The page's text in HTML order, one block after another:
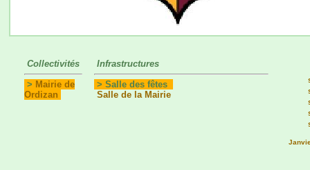
Collectivités
> Mairie de
Ordizan
Infrastructures
> Salle des fêtes
Salle de la Mairie